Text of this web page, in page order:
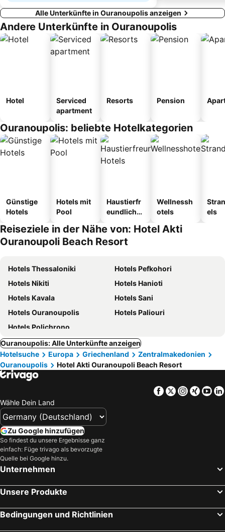
Alle Unterkünfte in Ouranoupolis anzeigen
Andere Unterkünfte in Ouranoupolis
Hotel
Serviced
apartment
Resorts Pension
Ouranoupolis: beliebte Hotelkategorien
Günstige
Hotels
Hotels mit
Pool
Haustierfr
eundliche
Wellnessh
otels
els
Reiseziele in der Nähe von: Hotel Akti
Ouranoupoli Beach Resort
Hotels Thessaloniki
Hotels Pefkohori
Hotels Nikiti
Hotels Hanioti
Hotels Kavala
Hotels Sani
Hotels Ouranoupolis
Hotels Paliouri
Hotels Polichrono
Ouranoupolis: Alle Unterkünfte anzeigen
Hotelsuche
Europa Griechenland
Zentralmakedonien
Ouranoupolis
Hotel Akti Ouranoupoli Beach Resort
Facebook
TwitterXing
Wähle Dein Land
Zu Google hinzufügen
So findest du unsere Ergebnisse ganz
einfach: Füge trivago als bevorzugte
Quelle bei Google hinzu.
Unternehmen
Unsere Produkte
Bedingungen und Richtlinien